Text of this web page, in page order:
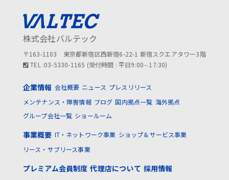
株式会社バルテック
〒163-1103 東京都新宿区西新宿6-22-1 新宿スクエアタワー3階
TEL :03-5330-1165 (受付時間 : 平日9:00∼17:30)
企業情報 会社概要 ニュース プレスリリース
メンテナンス・障害情報 ブログ 国内拠点一覧 海外拠点
グループ会社一覧 ショールーム
事業概要 IT・ネットワーク事業 ショップ＆サービス事業
リース・サブリース事業
プレミアム会員制度 代理店について 採用情報